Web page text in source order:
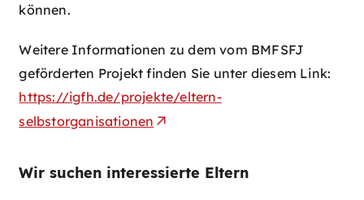
können.
Weitere Informationen zu dem vom BMFSFJ
geförderten Projekt finden Sie unter diesem Link:
https://igfh.de/projekte/eltern-
selbstorganisationen
Wir suchen interessierte Eltern